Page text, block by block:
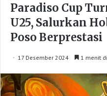
Paradiso Cup
U25, Salurkan
Poso Berprestasi
17 Desember 2024 1 menit